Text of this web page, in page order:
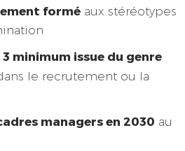
formé aux stéréotypes
minimum issue du genre
le recrutement ou la
managers en 2030 au